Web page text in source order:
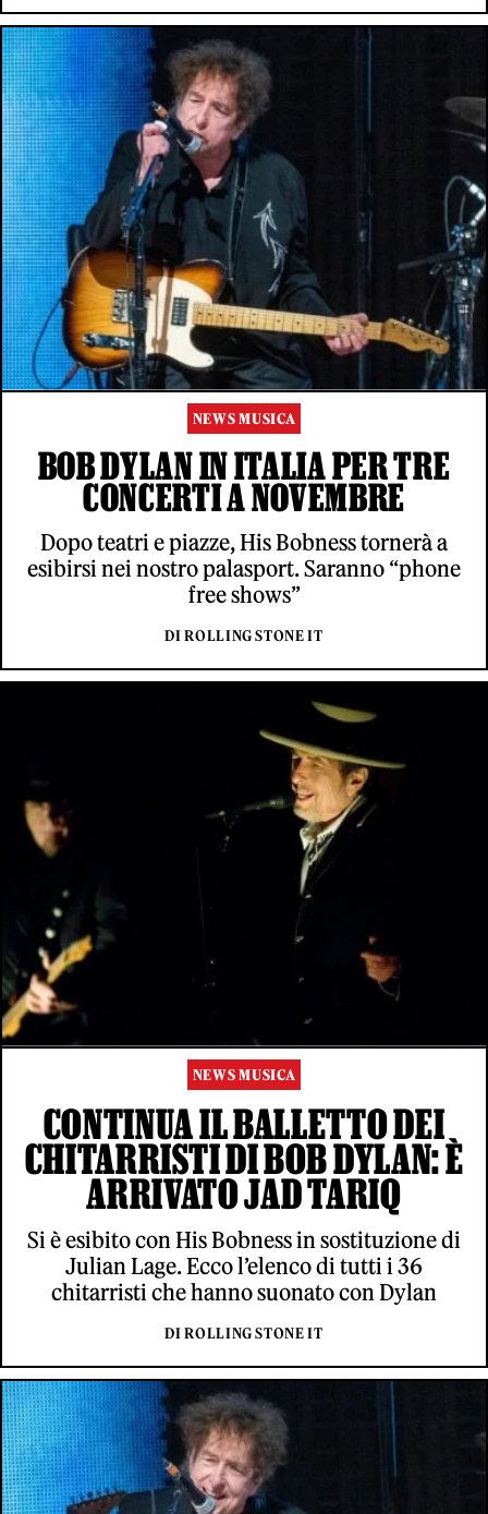
NEWS MUSICA
BOB DYLAN IN ITALIA PER TRE
CONCERTI A NOVEMBRE
Dopo teatri e piazze, His Bobness tornerà a
esibirsi nei nostro palasport. Saranno “phone
free shows”
DI ROLLING STONE IT
NEWS MUSICA
CONTINUA IL BALLETTO DEI
CHITARRISTI DI BOB DYLAN: È
ARRIVATO JAD TARIQ
Si è esibito con His Bobness in sostituzione di
Julian Lage. Ecco l’elenco di tutti i 36
chitarristi che hanno suonato con Dylan
DI ROLLING STONE IT